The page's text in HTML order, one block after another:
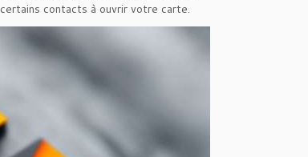
contacts à ouvrir votre carte.